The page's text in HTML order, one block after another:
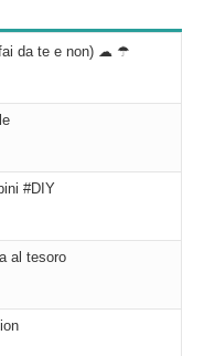
da te e non) ☁ ☂
#DIY
al tesoro